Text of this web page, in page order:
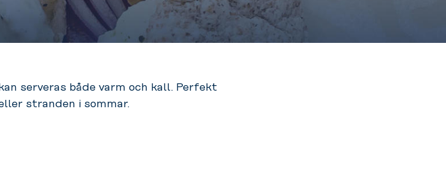
serveras både varm och kall. Perfekt
stranden i sommar.